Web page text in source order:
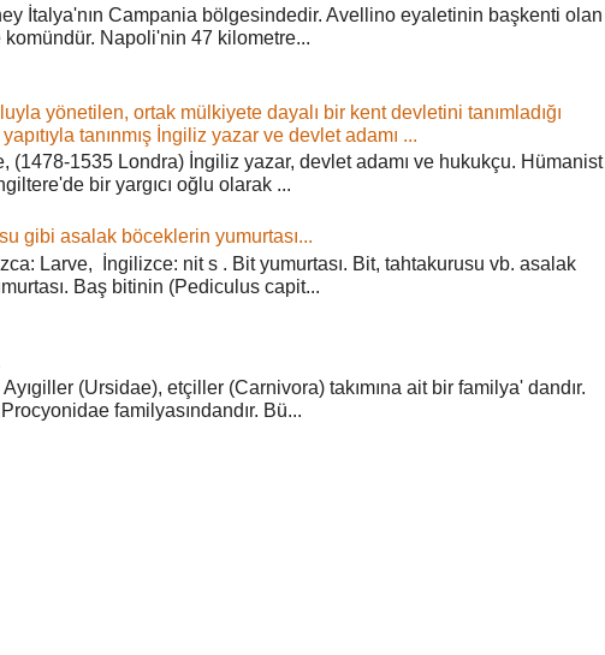
İtalya'nın Campania bölgesindedir. Avellino eyaletinin başkenti olan
komündür. Napoli'nin 47 kilometre...
yönetilen, ortak mülkiyete dayalı bir kent devletini tanımladığı
tanınmış İngiliz yazar ve devlet adamı ...
(1478-1535 Londra) İngiliz yazar, devlet adamı ve hukukçu. Hümanist
bir yargıcı oğlu olarak ...
gibi asalak böceklerin yumurtası...
Larve, İngilizce: nit s . Bit yumurtası. Bit, tahtakurusu vb. asalak
Baş bitinin (Pediculus capit...
(Ursidae), etçiller (Carnivora) takımına ait bir familya' dandır.
familyasındandır. Bü...